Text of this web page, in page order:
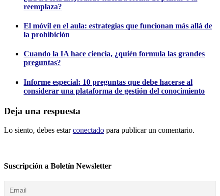
reemplaza?
El móvil en el aula: estrategias que funcionan más allá de
la prohibición
Cuando la IA hace ciencia, ¿quién formula las grandes
preguntas?
Informe especial: 10 preguntas que debe hacerse al
considerar una plataforma de gestión del conocimiento
Deja una respuesta
Lo siento, debes estarconectado para publicar un comentario.
Suscripción a Boletín Newsletter